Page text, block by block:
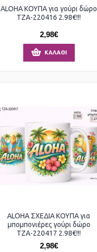
ALOHA ΚΟΥΠΑ για γούρι δώρο
ΤΖΑ-220416 2.98€!!!
2,98€
ΚΑΛΆΘΙ
ALOHA ΣΧΕΔΙΑ ΚΟΥΠΑ για
μπομπονιέρες γούρι δώρο
ΤΖΑ-220417 2.98€!!!
2,98€